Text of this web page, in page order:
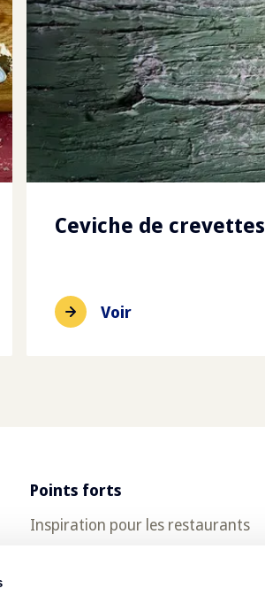
Ceviche de crevettes
Voir
Points forts
Inspiration pour les restaurants